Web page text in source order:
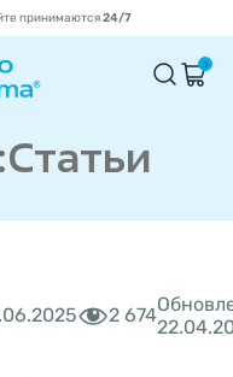
принимаются24/7
0
2 674